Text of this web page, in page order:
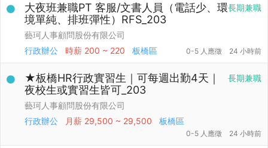
長期兼職
大夜班兼職PT 客服/文書人員（電話少、環
境單純、排班彈性）RFS_203
藝珂人事顧問股份有限公司
行政辦公
時薪 200 ~ 220 板橋區 0-5 人應徵 24 小時前
長期兼職
★板橋HR行政實習生｜可每週出勤4天｜
夜校生或實習生皆可_203
藝珂人事顧問股份有限公司
行政辦公
月薪 29,500 ~ 29,500 板橋區
0-5 人應徵 24 小時前